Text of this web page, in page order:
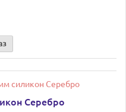
Серебро